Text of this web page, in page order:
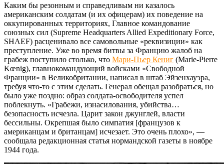
Каким бы резонным и справедливым ни казалось
американским солдатам (и их офицерам) их поведение на
оккупированных территориях, Главное командование
союзных сил (Supreme Headquarters Allied Expeditionary Force,
SHAEF) расценивало все самовольные «реквизиции» как
преступление. Уже во время битвы за Францию жалоб на
грабеж поступило столько, что Мари-Пьер Кениг (Marie-Pierre
Kœnig), главнокомандующий войсками «Свободной
Франции» в Великобритании, написал в штаб Эйзенхауэра,
требуя что-то с этим сделать. Генерал обещал разобраться, но
было уже поздно: образ солдата-освободителя успел
поблекнуть. «Грабежи, изнасилования, убийства…
безопасность исчезла. Царит закон джунглей, власти
бессильны. Окрепшая было симпатия [французов к
американцам и британцам] исчезает. Это очень плохо», —
сообщала редакционная статья нормандской газеты в ноябре
1944 года.